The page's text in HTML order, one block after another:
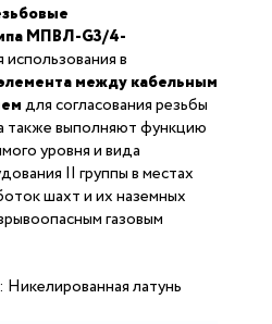
МПВЛ-G3/4-
в
между кабельным
для согласования резьбы
также выполняют функцию
уровня и вида
II группы в местах
шахт и их наземных
газовым
латунь